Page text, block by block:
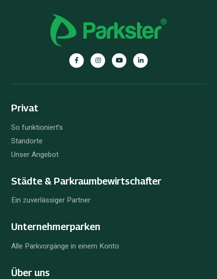
Privat
So funktioniert’s
Standorte
Unser Angebot
Städte & Parkraum­bewirtschafter
Ein zuverlässiger Partner
Unternehmer­parken
Alle Parkvorgänge in einem Konto
Über uns